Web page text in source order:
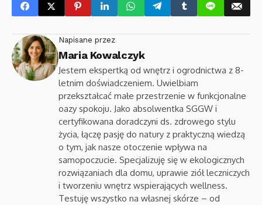
Napisane przez
Maria Kowalczyk
Jestem ekspertką od wnętrz i ogrodnictwa z 8-
letnim doświadczeniem. Uwielbiam
przekształcać małe przestrzenie w funkcjonalne
oazy spokoju. Jako absolwentka SGGW i
certyfikowana doradczyni ds. zdrowego stylu
życia, łączę pasję do natury z praktyczną wiedzą
o tym, jak nasze otoczenie wpływa na
samopoczucie. Specjalizuję się w ekologicznych
rozwiązaniach dla domu, uprawie ziół leczniczych
i tworzeniu wnętrz wspierających wellness.
Testuję wszystko na własnej skórze – od